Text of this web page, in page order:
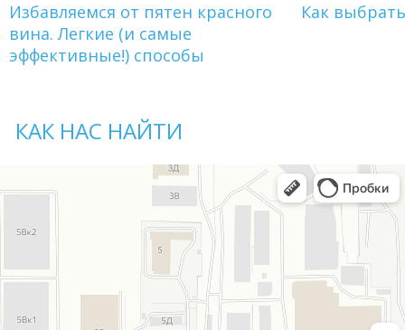
Избавляемся от пятен красного
вина. Легкие (и самые
эффективные!) способы
Как
КАК НАС НАЙТИ